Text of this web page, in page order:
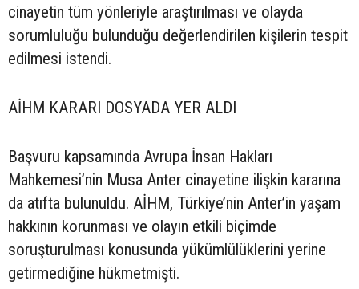
cinayetin tüm yönleriyle araştırılması ve olayda
sorumluluğu bulunduğu değerlendirilen kişilerin tespit
edilmesi istendi.
AİHM KARARI DOSYADA YER ALDI
Başvuru kapsamında Avrupa İnsan Hakları
Mahkemesi’nin Musa Anter cinayetine ilişkin kararına
da atıfta bulunuldu. AİHM, Türkiye’nin Anter’in yaşam
hakkının korunması ve olayın etkili biçimde
soruşturulması konusunda yükümlülüklerini yerine
getirmediğine hükmetmişti.